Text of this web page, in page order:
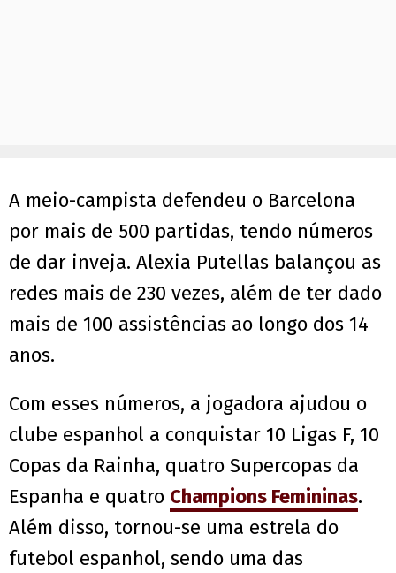
A meio-campista defendeu o Barcelona
por mais de 500 partidas, tendo números
de dar inveja. Alexia Putellas balançou as
redes mais de 230 vezes, além de ter dado
mais de 100 assistências ao longo dos 14
anos.
Com esses números, a jogadora ajudou o
clube espanhol a conquistar 10 Ligas F, 10
Copas da Rainha, quatro Supercopas da
Espanha e quatro Champions Femininas.
Além disso, tornou-se uma estrela do
futebol espanhol, sendo uma das